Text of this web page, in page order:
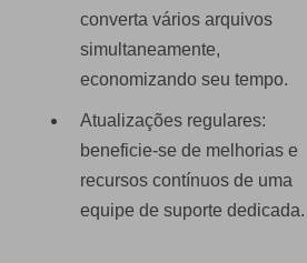
converta vários arquivos
simultaneamente,
economizando seu tempo.
Atualizações regulares:
beneficie-se de melhorias e
recursos contínuos de uma
equipe de suporte dedicada.